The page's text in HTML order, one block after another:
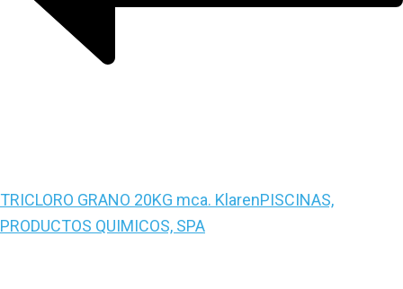
TRICLORO GRANO 20KG mca. KlarenPISCINAS,
PRODUCTOS QUIMICOS, SPA